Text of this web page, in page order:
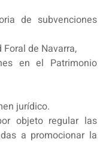
de subvenciones
de Navarra,
en el Patrimonio
jurídico.
objeto regular las
a promocionar la